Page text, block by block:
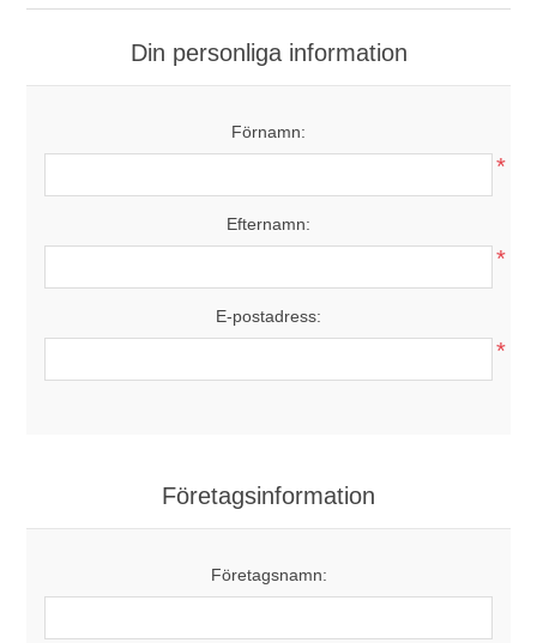
Din personliga information
Förnamn:
*
Efternamn:
*
E-postadress:
*
Företagsinformation
Företagsnamn: